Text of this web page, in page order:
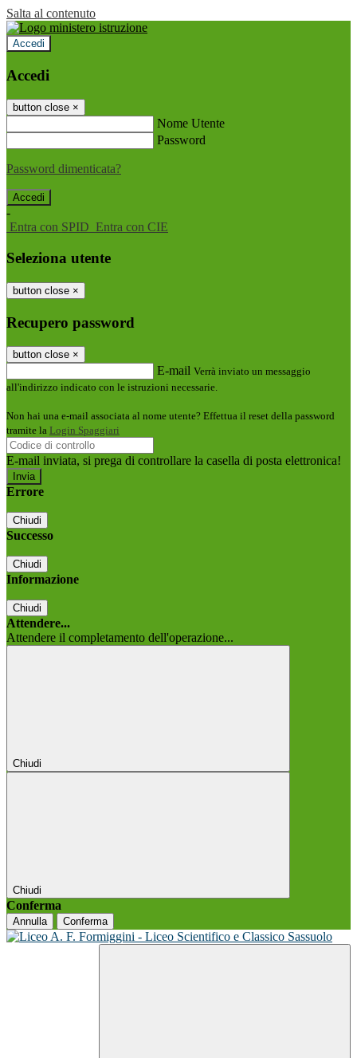
Salta al contenuto
Accedi
Accedi
button close ×
Nome Utente
Password
Password dimenticata?
-
Entra con SPID Entra con CIE
Seleziona utente
button close ×
Recupero password
button close ×
E-mail Verrà inviato un messaggio
all'indirizzo indicato con le istruzioni necessarie.
Non hai una e-mail associata al nome utente? Effettua il reset della password
tramite la Login Spaggiari
E-mail inviata, si prega di controllare la casella di posta elettronica!
Errore
Chiudi
Successo
Chiudi
Informazione
Chiudi
Attendere...
Attendere il completamento dell'operazione...
Chiudi
Chiudi
Conferma
Annulla Conferma